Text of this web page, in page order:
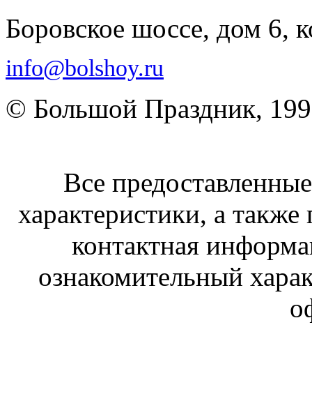
Боровское шоссе, дом 6,
info@bolshoy.ru
© Большой Праздник,
Все
характеристики, а также
контактная
ознакомительный